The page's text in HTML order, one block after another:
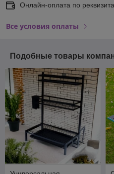
Онлайн-оплата по
Все условия оплаты
Подобные товары